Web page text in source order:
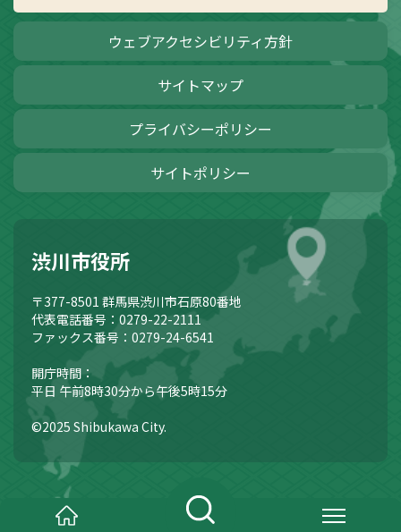
ウェブアクセシビリティ方針
サイトマップ
プライバシーポリシー
サイトポリシー
渋川市役所
〒377-8501 群馬県渋川市石原80番地
代表電話番号：0279-22-2111
ファックス番号：0279-24-6541
開庁時間：
平日 午前8時30分から午後5時15分
©2025 Shibukawa City.